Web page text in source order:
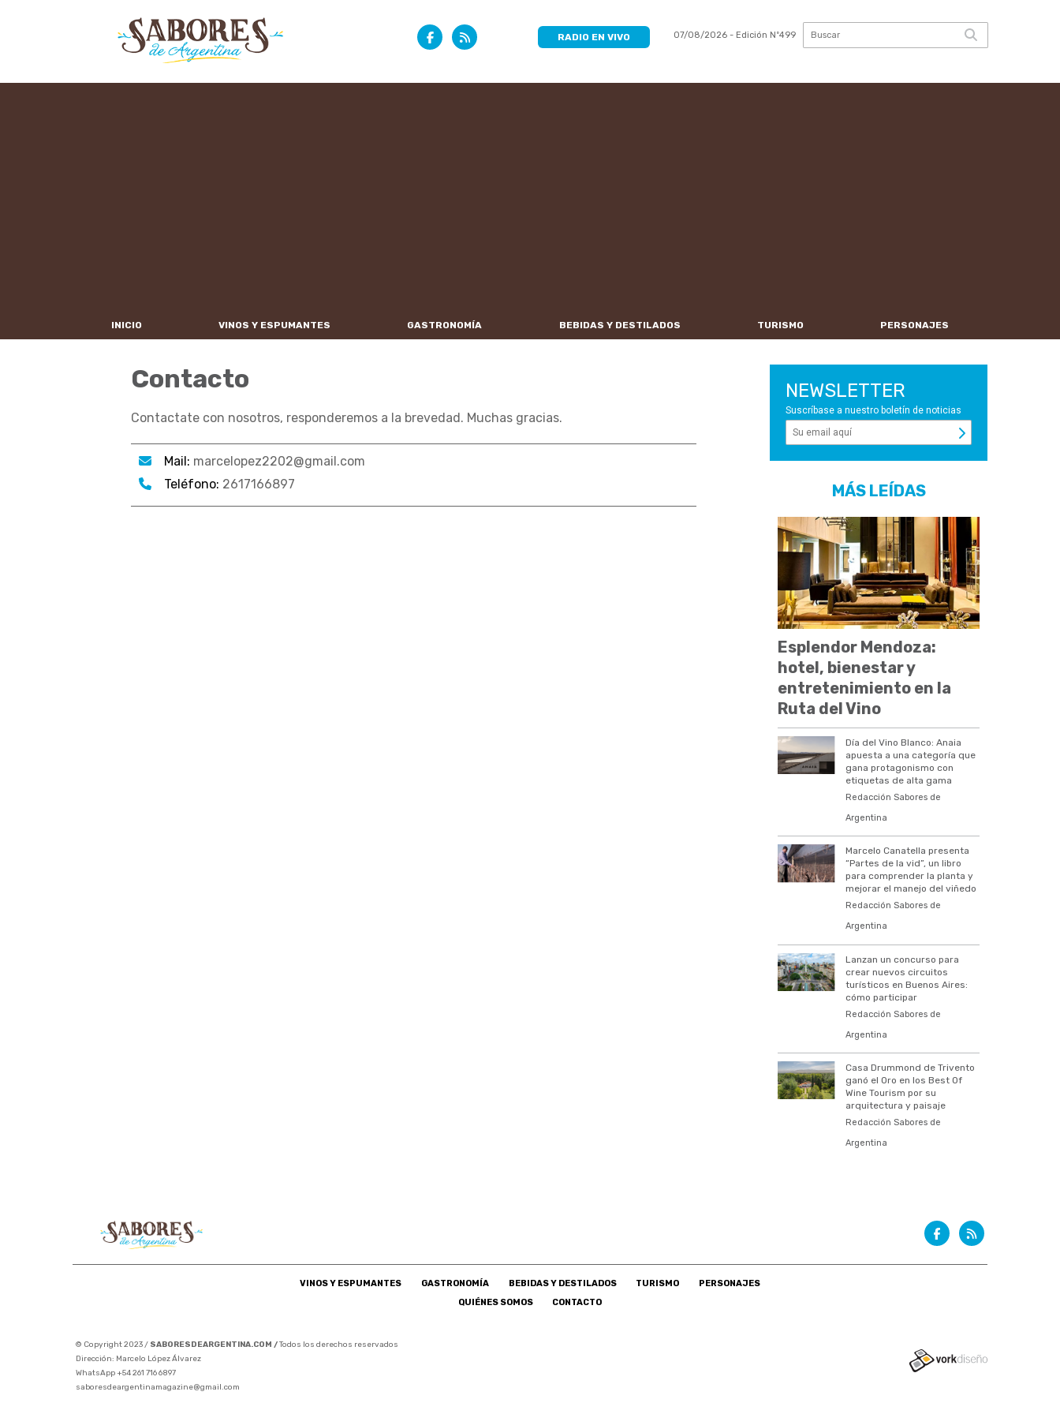
RADIO EN VIVO 07/08/2026- Edición Nº499
INICIO VINOS Y ESPUMANTES GASTRONOMÍA BEBIDAS Y DESTILADOS TURISMO PERSONAJES
Contacto
Contactate con nosotros, responderemos a la brevedad. Muchas gracias.
Mail: marcelopez2202@gmail.com
Teléfono: 2617166897
NEWSLETTER
Suscríbase a nuestro boletín de noticias
MÁS LEÍDAS
Esplendor Mendoza:
hotel, bienestar y
entretenimiento en la
Ruta del Vino
Día del Vino Blanco: Anaia
apuesta a una categoría que
gana protagonismo con
etiquetas de alta gama
Redacción Sabores de
Argentina
Marcelo Canatella presenta
“Partes de la vid”, un libro
para comprender la planta y
mejorar el manejo del viñedo
Redacción Sabores de
Argentina
Lanzan un concurso para
crear nuevos circuitos
turísticos en Buenos Aires:
cómo participar
Redacción Sabores de
Argentina
Casa Drummond de Trivento
ganó el Oro en los Best Of
Wine Tourism por su
arquitectura y paisaje
Redacción Sabores de
Argentina
VINOS Y ESPUMANTES GASTRONOMÍA BEBIDAS Y DESTILADOS TURISMO
PERSONAJES
QUIÉNES SOMOS
CONTACTO
© Copyright 2023 / SABORESDEARGENTINA.COM /Todos los derechos reservados
Dirección: Marcelo López Álvarez
WhatsApp +54 261 716 6897
saboresdeargentinamagazine@gmail.com